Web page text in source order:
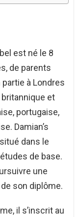
est né le 8
de parents
à Londres
britannique et
portugaise,
Damian’s
dans le
de base.
une
son diplôme.
il s’inscrit au